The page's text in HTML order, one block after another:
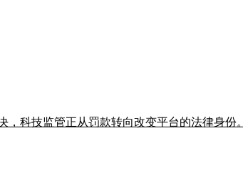
科技监管正从罚款转向改变平台的法律身份。